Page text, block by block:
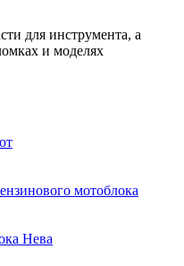
для инструмента, а
и моделях
мотоблока
Нева